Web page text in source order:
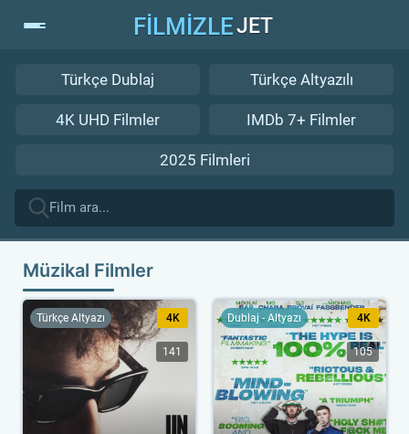
FİLMİZLEJET
Türkçe Dublaj Türkçe Altyazılı
4K UHD Filmler IMDb 7+ Filmler
2025 Filmleri
Müzikal Filmler
Türkçe Altyazı 4K
141
Dublaj - Altyazı 4K
105